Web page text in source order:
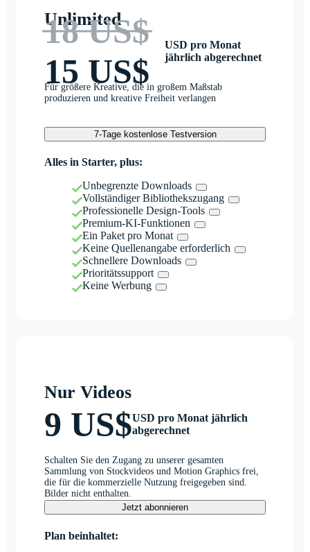
Unlimited
18 US$
15 US$
USD pro Monat
jährlich abgerechnet
Für größere Kreative, die in großem Maßstab
produzieren und kreative Freiheit verlangen
7-Tage kostenlose Testversion
Alles in Starter, plus:
Unbegrenzte Downloads
Vollständiger Bibliothekszugang
Professionelle Design-Tools
Premium-KI-Funktionen
Ein Paket pro Monat
Keine Quellenangabe erforderlich
Schnellere Downloads
Prioritätssupport
Keine Werbung
Nur Videos
9 US$USD pro Monat jährlich
abgerechnet
Schalten Sie den Zugang zu unserer gesamten
Sammlung von Stockvideos und Motion Graphics frei,
die für die kommerzielle Nutzung freigegeben sind.
Bilder nicht enthalten.
Jetzt abonnieren
Plan beinhaltet: